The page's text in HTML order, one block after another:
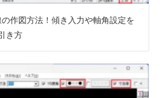
作図方法！傾き入力や軸角設定を
き方